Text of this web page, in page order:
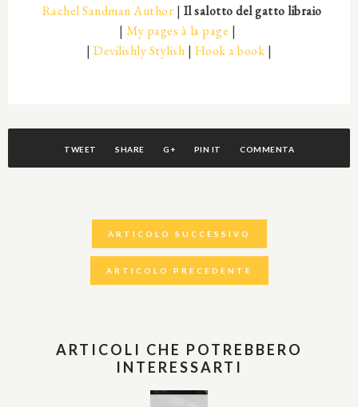
Rachel Sandman Author | Il salotto del gatto libraio
|My pages à la page |
| Devilishly Stylish | Hook a book |
TWEET SHARE G+ PIN IT COMMENTA
ARTICOLO SUCCESSIVO
ARTICOLO PRECEDENTE
ARTICOLI CHE POTREBBERO
INTERESSARTI